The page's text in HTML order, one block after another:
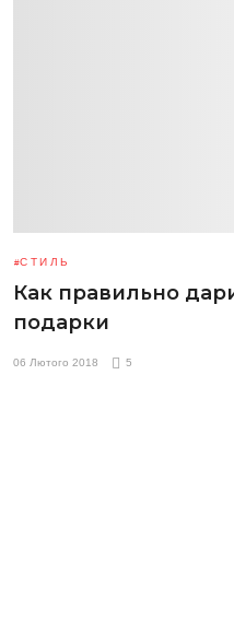
СТИЛЬ
Как правильно
подарки
06 Лютого 2018 5